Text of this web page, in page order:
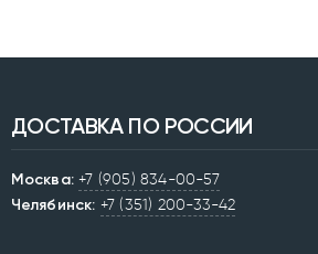
ДОСТАВКА ПО РОССИИ
Москва: +7 (905) 834-00-57
Челябинск: +7 (351) 200-33-42